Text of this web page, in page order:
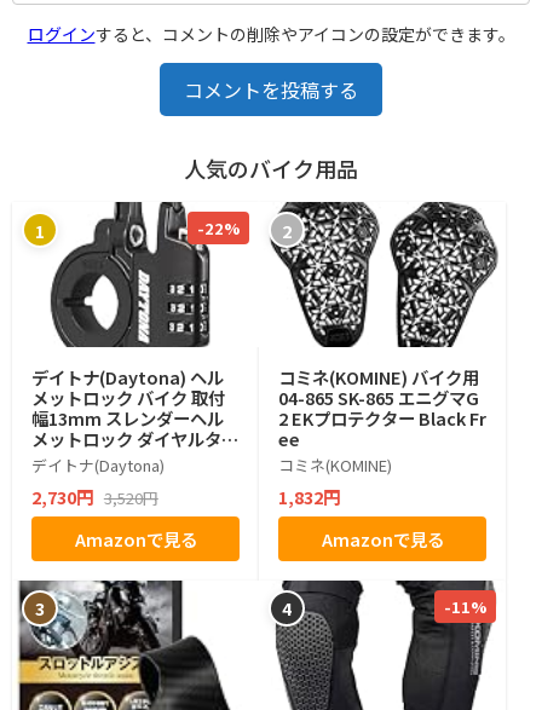
ログインすると、コメントの削除やアイコンの設定ができます。
コメントを投稿する
人気のバイク用品
1 -22%
デイトナ(Daytona) ヘル
メットロック バイク 取付
幅13mm スレンダーヘル
メットロック ダイヤルタイ
プ ブラック 42183
デイトナ(Daytona)
2,730円 3,520円
Amazonで見る
2
コミネ(KOMINE) バイク用
04-865 SK-865 エニグマG
2 EKプロテクター Black Fr
ee
コミネ(KOMINE)
1,832円
Amazonで見る
3 4 -11%